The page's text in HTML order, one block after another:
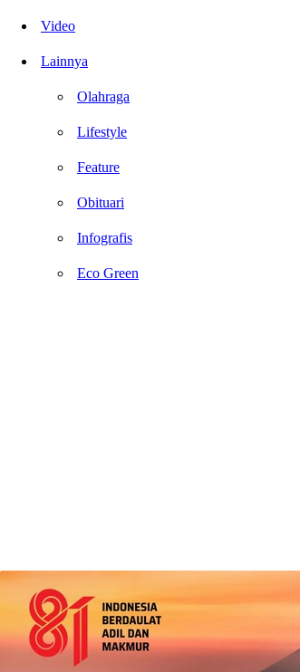
Video
Lainnya
Olahraga
Lifestyle
Feature
Obituari
Infografis
Eco Green